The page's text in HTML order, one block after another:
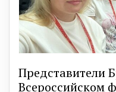
Представители
Всероссийском